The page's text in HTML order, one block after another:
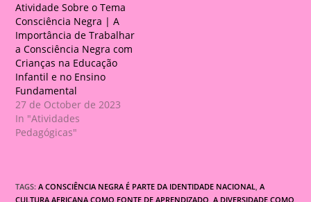
Atividade Sobre o Tema
Consciência Negra | A
Importância de Trabalhar
a Consciência Negra com
Crianças na Educação
Infantil e no Ensino
Fundamental
27 de October de 2023
In "Atividades
Pedagógicas"
TAGS:A CONSCIÊNCIA NEGRA É PARTE DA IDENTIDADE NACIONAL, A
CULTURA AFRICANA COMO FONTE DE APRENDIZADO, A DIVERSIDADE COMO